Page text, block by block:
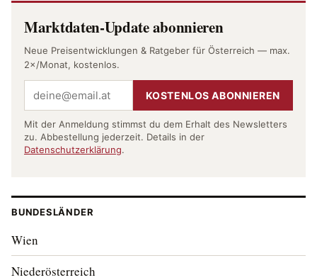
Marktdaten-Update abonnieren
Neue Preisentwicklungen & Ratgeber für Österreich — max.
2×/Monat, kostenlos.
KOSTENLOS ABONNIEREN
Mit der Anmeldung stimmst du dem Erhalt des Newsletters
zu. Abbestellung jederzeit. Details in der
Datenschutzerklärung.
BUNDESLÄNDER
Wien
Niederösterreich